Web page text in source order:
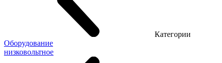
Категории
Оборудование
низковольтное